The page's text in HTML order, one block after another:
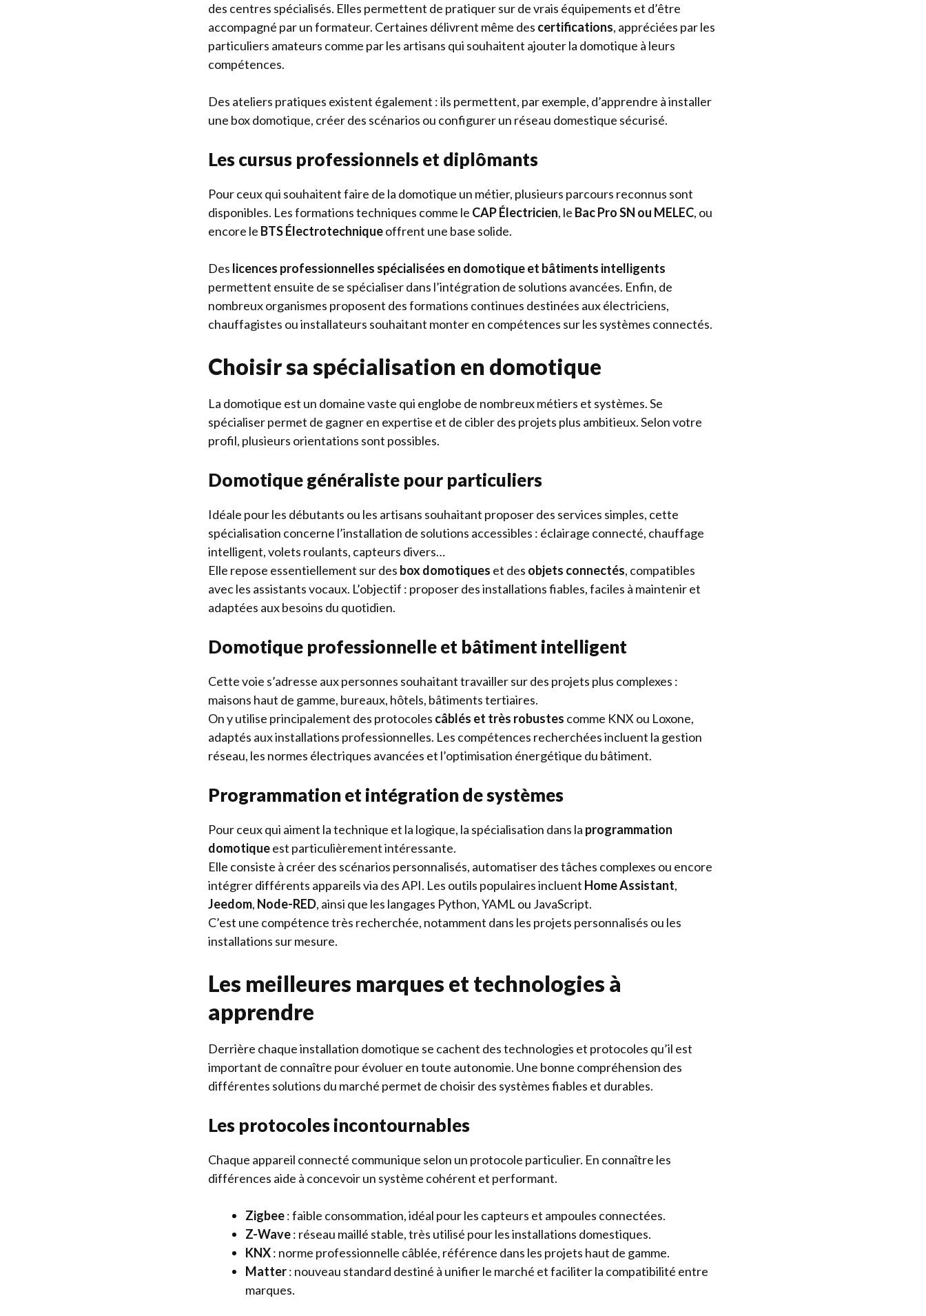
des centres spécialisés. Elles permettent de pratiquer sur de vrais équipements et d’être
accompagné par un formateur. Certaines délivrent même des certifications, appréciées par les
particuliers amateurs comme par les artisans qui souhaitent ajouter la domotique à leurs
compétences.
Des ateliers pratiques existent également : ils permettent, par exemple, d’apprendre à installer
une box domotique, créer des scénarios ou configurer un réseau domestique sécurisé.
Les cursus professionnels et diplômants
Pour ceux qui souhaitent faire de la domotique un métier, plusieurs parcours reconnus sont
disponibles. Les formations techniques comme le CAP Électricien, le Bac Pro SN ou MELEC, ou
encore le BTS Électrotechniqueoffrent une base solide.
Des licences professionnelles spécialisées en domotique et bâtiments intelligents
permettent ensuite de se spécialiser dans l’intégration de solutions avancées. Enfin, de
nombreux organismes proposent des formations continues destinées aux électriciens,
chauffagistes ou installateurs souhaitant monter en compétences sur les systèmes connectés.
Choisir sa spécialisation en domotique
La domotique est un domaine vaste qui englobe de nombreux métiers et systèmes. Se
spécialiser permet de gagner en expertise et de cibler des projets plus ambitieux. Selon votre
profil, plusieurs orientations sont possibles.
Domotique généraliste pour particuliers
Idéale pour les débutants ou les artisans souhaitant proposer des services simples, cette
spécialisation concerne l’installation de solutions accessibles : éclairage connecté, chauffage
intelligent, volets roulants, capteurs divers…
Elle repose essentiellement sur des box domotiques et des objets connectés, compatibles
avec les assistants vocaux. L’objectif : proposer des installations fiables, faciles à maintenir et
adaptées aux besoins du quotidien.
Domotique professionnelle et bâtiment intelligent
Cette voie s’adresse aux personnes souhaitant travailler sur des projets plus complexes :
maisons haut de gamme, bureaux, hôtels, bâtiments tertiaires.
On y utilise principalement des protocoles câblés et très robustes comme KNX ou Loxone,
adaptés aux installations professionnelles. Les compétences recherchées incluent la gestion
réseau, les normes électriques avancées et l’optimisation énergétique du bâtiment.
Programmation et intégration de systèmes
Pour ceux qui aiment la technique et la logique, la spécialisation dans la programmation
domotiqueest particulièrement intéressante.
Elle consiste à créer des scénarios personnalisés, automatiser des tâches complexes ou encore
intégrer différents appareils via des API. Les outils populaires incluent Home Assistant,
Jeedom, Node-RED, ainsi que les langages Python, YAML ou JavaScript.
C’est une compétence très recherchée, notamment dans les projets personnalisés ou les
installations sur mesure.
Les meilleures marques et technologies à
apprendre
Derrière chaque installation domotique se cachent des technologies et protocoles qu’il est
important de connaître pour évoluer en toute autonomie. Une bonne compréhension des
différentes solutions du marché permet de choisir des systèmes fiables et durables.
Les protocoles incontournables
Chaque appareil connecté communique selon un protocole particulier. En connaître les
différences aide à concevoir un système cohérent et performant.
Zigbee: faible consommation, idéal pour les capteurs et ampoules connectées.
Z-Wave: réseau maillé stable, très utilisé pour les installations domestiques.
KNX: norme professionnelle câblée, référence dans les projets haut de gamme.
Matter: nouveau standard destiné à unifier le marché et faciliter la compatibilité entre
marques.